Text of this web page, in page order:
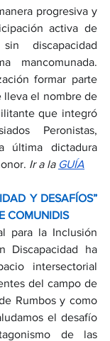
progresiva y
activa de
discapacidad
mancomunada.
formar parte
lleva el nombre de
que integró
Peronistas,
última dictadura
Ir a la GUÍA
Y DESAFÍOS”
COMUNIDIS
para la Inclusión
Discapacidad ha
intersectorial
del campo de
Rumbos y como
el desafío
de las